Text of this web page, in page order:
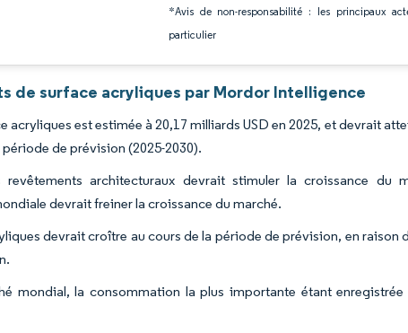
*Avis de non-responsabilité : les principaux
particulier
de surface acryliques par Mordor Intelligence
acryliques est estimée à 20,17 milliards USD en 2025, et devrait
de prévision (2025-2030).
architecturaux devrait stimuler la croissance du
devrait freiner la croissance du marché.
devrait croître au cours de la période de prévision, en raison
mondial, la consommation la plus importante étant